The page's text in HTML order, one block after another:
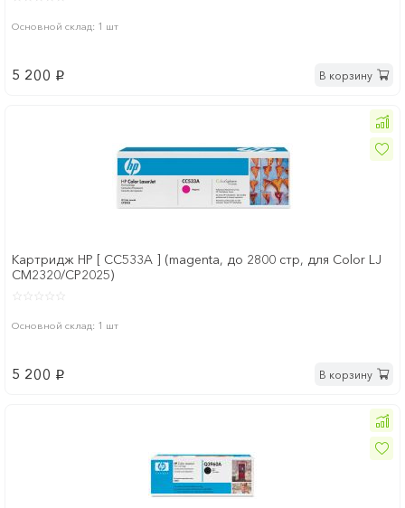
Основной склад: 1 шт
5 200 p В корзину
Картридж HP [ CC533A ] (magenta, до 2800 стр, для Color LJ
CM2320/CP2025)
Основной склад: 1 шт
5 200 p В корзину